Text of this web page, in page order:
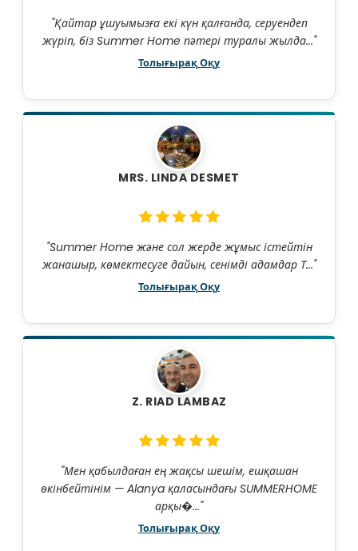
"Қайтар ұшуымызға екі күн қалғанда, серуендеп
жүріп, біз Summer Home пәтері туралы жылда..."
Толығырақ Оқу
MRS. LINDA DESMET
"Summer Home және сол жерде жұмыс істейтін
жанашыр, көмектесуге дайын, сенімді адамдар Т..."
Толығырақ Оқу
Z. RIAD LAMBAZ
"Мен қабылдаған ең жақсы шешім, ешқашан
өкінбейтінім — Alanya қаласындағы SUMMERHOME
арқы�..."
Толығырақ Оқу